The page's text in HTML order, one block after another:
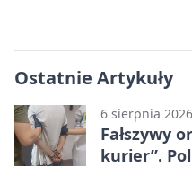
Ostatnie Artykuły
6 sierpnia 2026
Fałszywy
kurier”.